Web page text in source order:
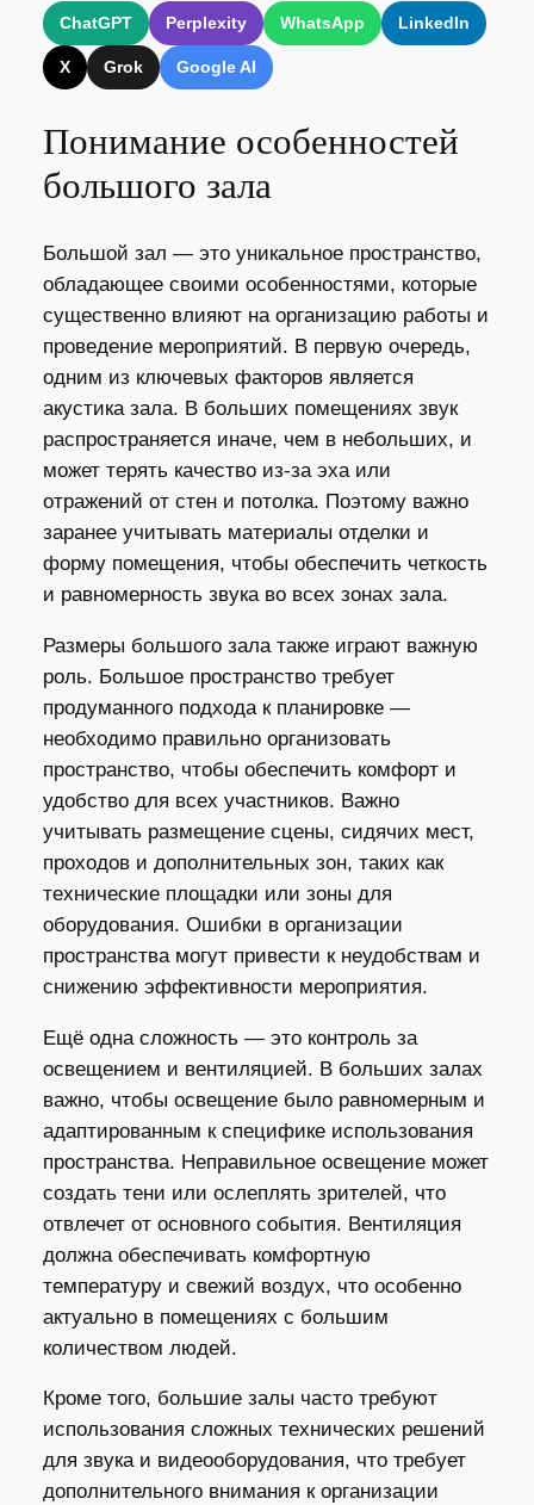
ChatGPT Perplexity WhatsApp LinkedIn
X Grok Google AI
Понимание особенностей
большого зала
Большой зал — это уникальное пространство,
обладающее своими особенностями, которые
существенно влияют на организацию работы и
проведение мероприятий. В первую очередь,
одним из ключевых факторов является
акустика зала. В больших помещениях звук
распространяется иначе, чем в небольших, и
может терять качество из-за эха или
отражений от стен и потолка. Поэтому важно
заранее учитывать материалы отделки и
форму помещения, чтобы обеспечить четкость
и равномерность звука во всех зонах зала.
Размеры большого зала также играют важную
роль. Большое пространство требует
продуманного подхода к планировке —
необходимо правильно организовать
пространство, чтобы обеспечить комфорт и
удобство для всех участников. Важно
учитывать размещение сцены, сидячих мест,
проходов и дополнительных зон, таких как
технические площадки или зоны для
оборудования. Ошибки в организации
пространства могут привести к неудобствам и
снижению эффективности мероприятия.
Ещё одна сложность — это контроль за
освещением и вентиляцией. В больших залах
важно, чтобы освещение было равномерным и
адаптированным к специфике использования
пространства. Неправильное освещение может
создать тени или ослеплять зрителей, что
отвлечет от основного события. Вентиляция
должна обеспечивать комфортную
температуру и свежий воздух, что особенно
актуально в помещениях с большим
количеством людей.
Кроме того, большие залы часто требуют
использования сложных технических решений
для звука и видеооборудования, что требует
дополнительного внимания к организации